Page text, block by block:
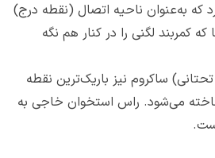
که به‌عنوان ناحیه اتصال (نقطه درج)
کمربند لگنی را در کنار هم نگه
ساکروم نیز باریک‌ترین نقطه
می‌شود. راس استخوان خاجی به